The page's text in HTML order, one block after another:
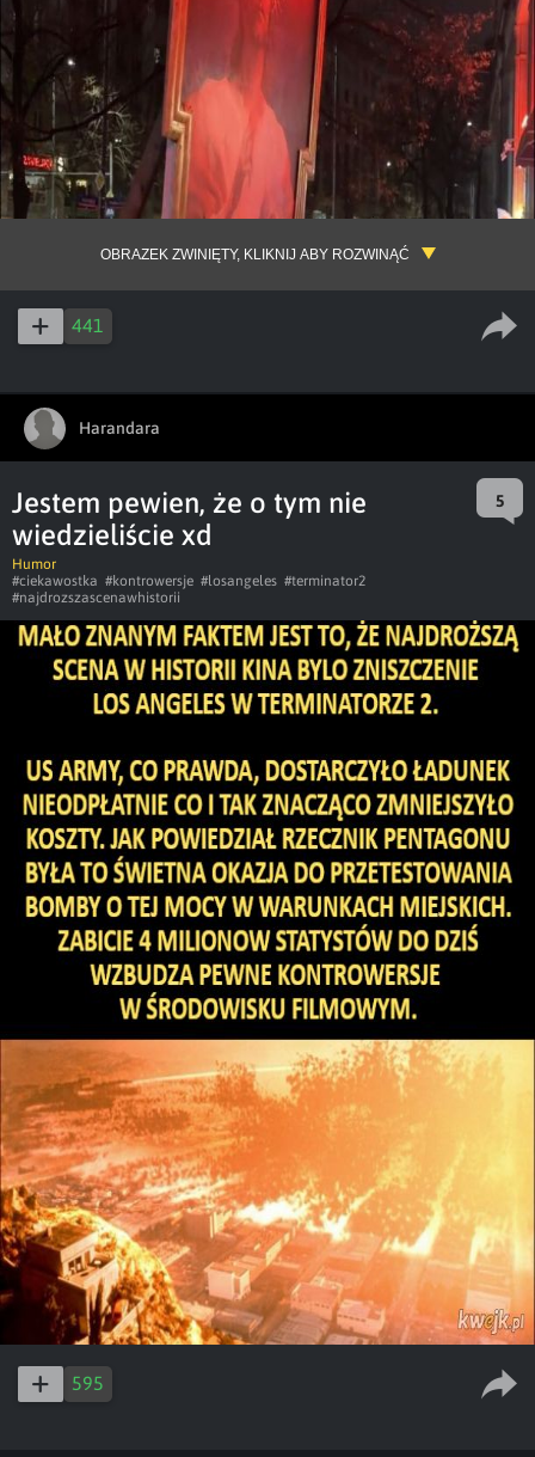
OBRAZEK ZWINIĘTY, KLIKNIJ ABY ROZWINĄĆ
441
Harandara
Jestem pewien, że o tym nie
wiedzieliście xd
5
Humor
#ciekawostka #kontrowersje #losangeles #terminator2
#najdrozszascenawhistorii
595